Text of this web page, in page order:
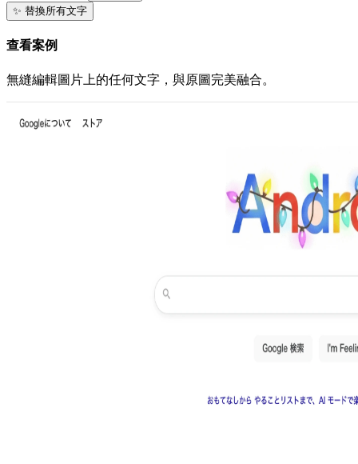
✨ 替換所有文字
查看案例
無縫編輯圖片上的任何文字，與原圖完美融合。